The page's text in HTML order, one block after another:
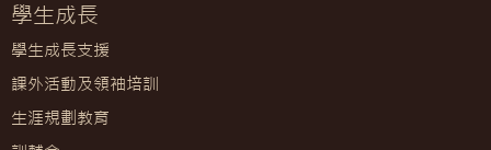
學生成長
學生成長支援
課外活動及領袖培訓
生涯規劃教育